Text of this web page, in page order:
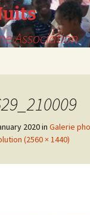
Association
2020in Galerie
(2560 × 1440)